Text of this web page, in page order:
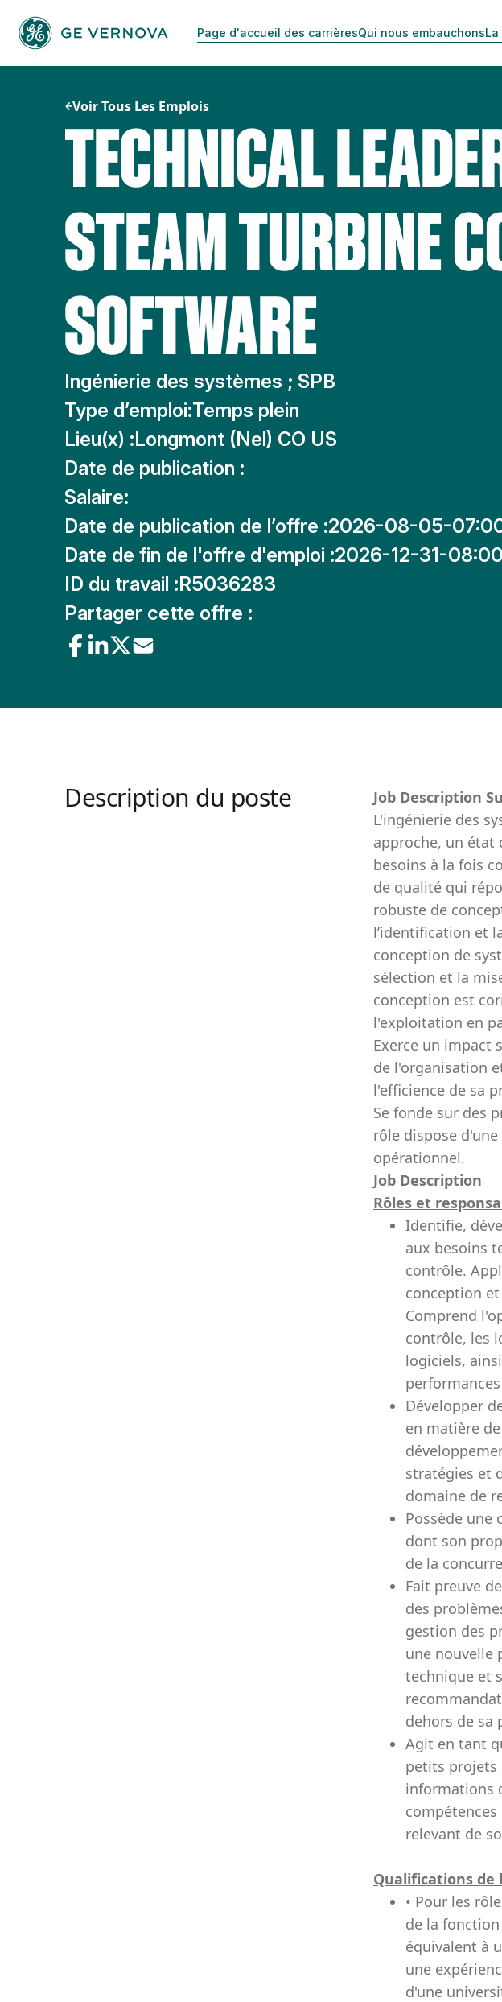
contenu
Page d'accueil des carrièresQui nous embauchonsLa
Voir Tous Les Emplois
TECHNICAL
STEAM TURBINE
SOFTWARE
Ingénierie des systèmes ; SPB
Type d’emploi:Temps plein
Lieu(x) :Longmont (Nel) CO US
Date de publication :
Salaire:
Date de publication de l’offre :2026-08-05-
Date de fin de l'offre d'emploi :2026-12-31-08:00
ID du travail :R5036283
Partager cette offre :
Description du poste
Job Description
L'ingénierie des
approche, un état
besoins à la fois
de qualité qui
robuste de
l’identification et
conception de
sélection et la
conception est
l'exploitation en
Exerce un impact
de l'organisation
l'efficience de sa
Se fonde sur des
rôle dispose
opérationnel.
Job Description
Rôles et
Identifie,
aux besoins
contrôle.
conception
Comprend
contrôle, les
logiciels,
Développer
en matière
stratégies et
domaine de
Possède une
dont son
de la
Fait preuve
des
gestion des
une nouvelle
technique et
dehors de sa
Agit en tant
petits projets
informations
relevant de
Qualifications de
• Pour les
de la
équivalent à
une
d'une